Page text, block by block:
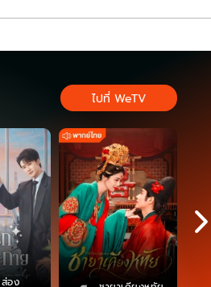
อง
ไปที่ WeTV